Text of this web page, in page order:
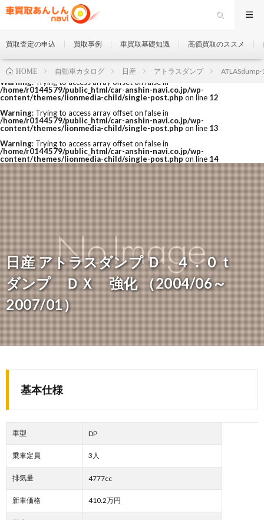
Warning: Trying to access array offset on false in
/home/r0144579/public_html/car-anshin-navi.co.jp/wp-
content/themes/lionmedia-child/single-post.php on line 12
Warning: Trying to access array offset on false in
/home/r0144579/public_html/car-anshin-navi.co.jp/wp-
content/themes/lionmedia-child/single-post.php on line 13
Warning: Trying to access array offset on false in
/home/r0144579/public_html/car-anshin-navi.co.jp/wp-
content/themes/lionmedia-child/single-post.php on line 14
買取査定の申込 買取事例 車買取基礎知識 高価買取のススメ
日産 アトラスダンプ Ｄ ４．０ｔ
ダンプ ＤＸ 強化 （2004/06～
2007/01）
HOME 自動車カタログ 日産 アトラスダンプ
基本仕様
車型 DP
乗車定員 3人
排気量 4777cc
新車価格 410.2万円